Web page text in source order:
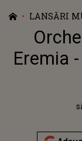
LANSĂRI
Eremia
sâmbătă, 19